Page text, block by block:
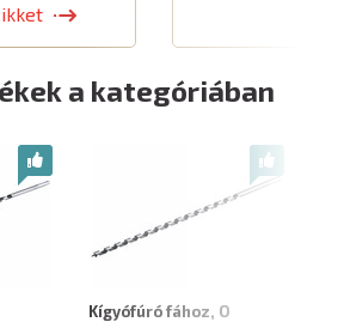
a kategóriában
Kígyófúró fához, O